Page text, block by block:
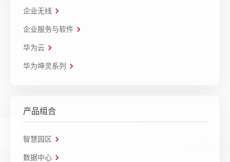
企业无线
企业服务与软件
华为云
华为坤灵系列
产品组合
智慧园区
数据中心